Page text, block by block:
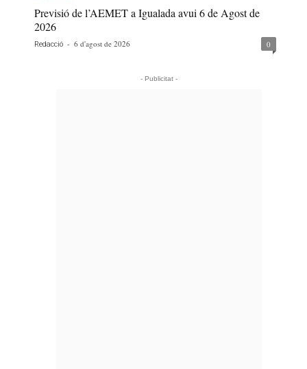
Previsió de l’AEMET a Igualada avui 6 de Agost de
2026
Redacció - 6 d'agost de 2026 0
- Publicitat -